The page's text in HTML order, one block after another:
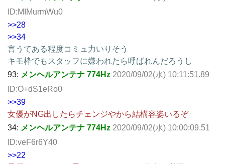
ID:MIMurmWu0
>>28
>>34
言うてある程度コミュ力いりそう
キモ枠でもスタッフに嫌われたら呼ばれんだろうし
93: メンヘルアンテナ 774Hz 2020/09/02(水) 10:11:51.89
ID:O+dS1eRo0
>>39
女優がNG出したらチェンジやから結構容姿いるぞ
34: メンヘルアンテナ 774Hz 2020/09/02(水) 10:00:09.51
ID:veF6r6Y40
>>22